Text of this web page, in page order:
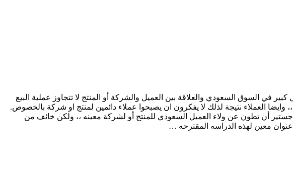
في السوق السعودي والعلاقة بين العميل والشركة أو المنتج لا تتجاوز عملية البيع
أن تطون عن ولاء العميل السعودي للمنتج أو لشركة معينه ،، ولكن خائف من
معين لهذه الدراسه المقترحه …